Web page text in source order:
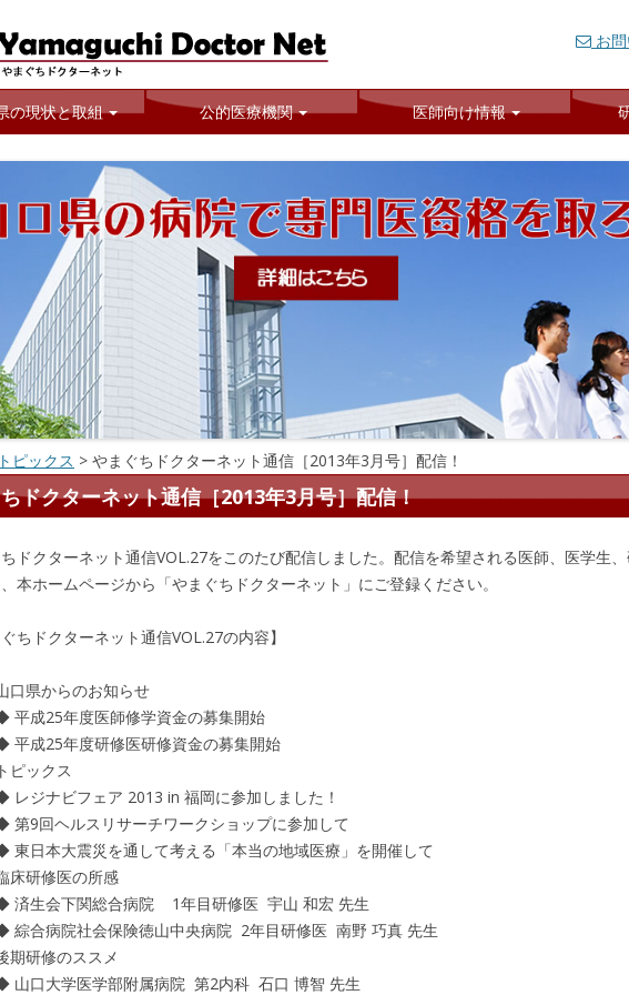
ちドクターネット
地域医療の充実に取り組んでいます． お
の現状と取組 公的医療機関 医師向け情報
トピックス > やまぐちドクターネット通信［2013年3月号］配信！
ドクターネット通信［2013年3月号］配信！
ドクターネット通信VOL.27をこのたび配信しました。配信を希望される医師、医学生
本ホームページから「やまぐちドクターネット」にご登録ください。
ぐちドクターネット通信VOL.27の内容】
口県からのお知らせ
平成25年度医師修学資金の募集開始
平成25年度研修医研修資金の募集開始
トピックス
レジナビフェア 2013 in 福岡に参加しました！
第9回ヘルスリサーチワークショップに参加して
東日本大震災を通して考える「本当の地域医療」を開催して
床研修医の所感
済生会下関総合病院 1年目研修医 宇山 和宏 先生
綜合病院社会保険徳山中央病院 2年目研修医 南野 巧真 先生
期研修のススメ
山口大学医学部附属病院 第2内科 石口 博智 先生